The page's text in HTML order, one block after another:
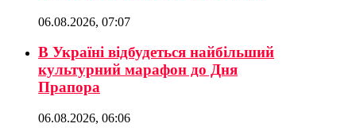
06.08.2026, 07:07
В Україні відбудеться найбільший
культурний марафон до Дня
Прапора
06.08.2026, 06:06